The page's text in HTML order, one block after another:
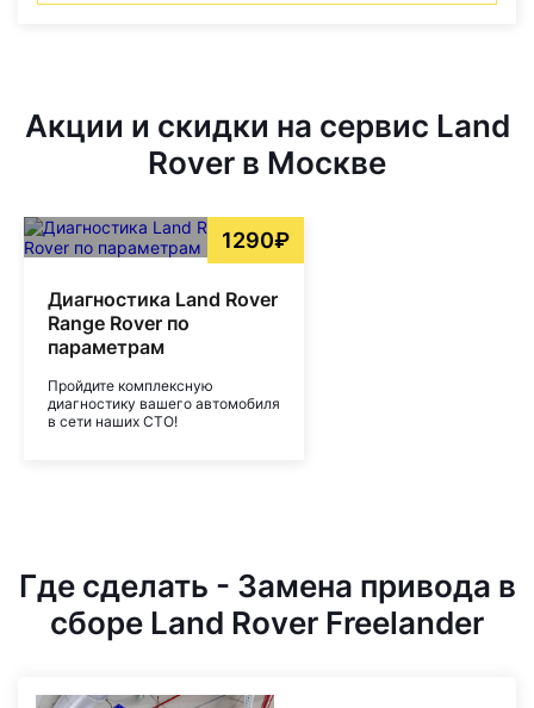
Акции и скидки на сервис Land
Rover в Москве
1290₽
Диагностика Land Rover
Range Rover по
параметрам
Пройдите комплексную
диагностику вашего автомобиля
в сети наших СТО!
Где сделать - Замена привода в
сборе Land Rover Freelander